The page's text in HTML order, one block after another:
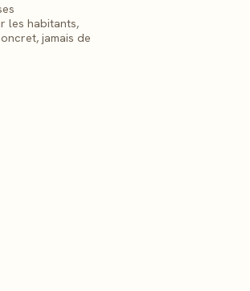
les habitants,
jamais de